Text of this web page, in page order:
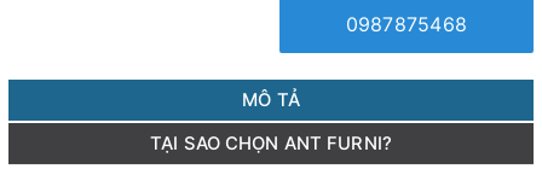
0987875468
MÔ TẢ
TẠI SAO CHỌN ANT FURNI?